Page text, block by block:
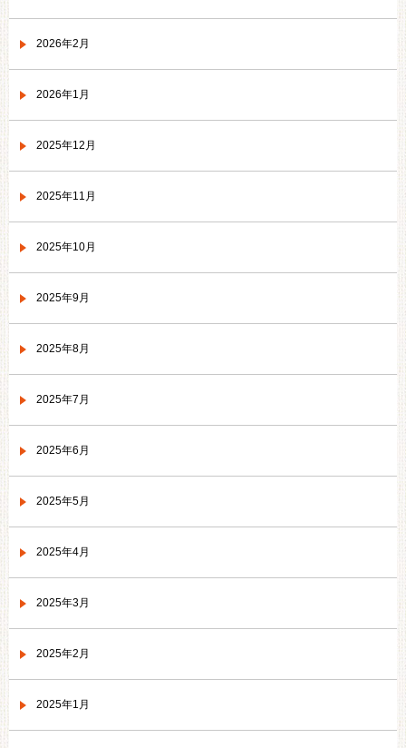
2026年2月
2026年1月
2025年12月
2025年11月
2025年10月
2025年9月
2025年8月
2025年7月
2025年6月
2025年5月
2025年4月
2025年3月
2025年2月
2025年1月